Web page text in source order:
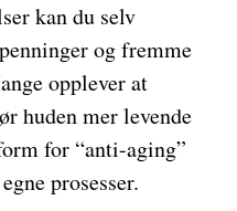
kan du selv
og fremme
opplever at
huden mer levende
for “anti-aging”
prosesser.